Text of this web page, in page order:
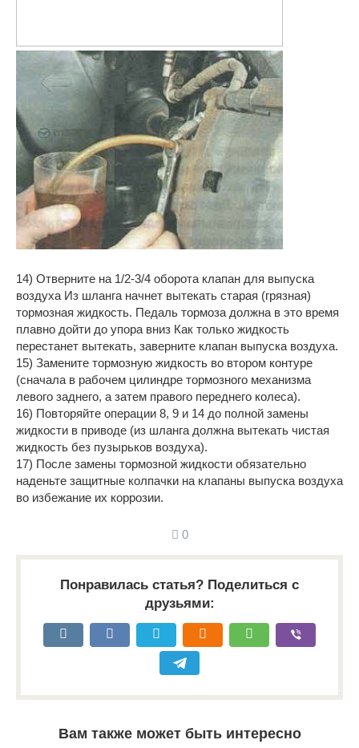
14) Отверните на 1/2-3/4 оборота клапан для выпуска
воздуха Из шланга начнет вытекать старая (грязная)
тормозная жидкость. Педаль тормоза должна в это время
плавно дойти до упора вниз Как только жидкость
перестанет вытекать, заверните клапан выпуска воздуха.
15) Замените тормозную жидкость во втором контуре
(сначала в рабочем цилиндре тормозного механизма
левого заднего, а затем правого переднего колеса).
16) Повторяйте операции 8, 9 и 14 до полной замены
жидкости в приводе (из шланга должна вытекать чистая
жидкость без пузырьков воздуха).
17) После замены тормозной жидкости обязательно
наденьте защитные колпачки на клапаны выпуска воздуха
во избежание их коррозии.
0
Понравилась статья? Поделиться с
друзьями:
Вам также может быть интересно